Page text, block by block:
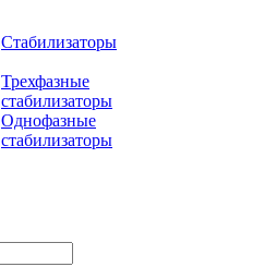
Стабилизаторы
Трехфазные
стабилизаторы
Однофазные
стабилизаторы